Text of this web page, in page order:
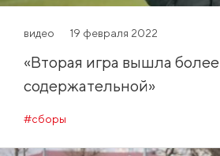
видео 19 февраля 2022
«Вторая игра вышла более
содержательной»
#сборы